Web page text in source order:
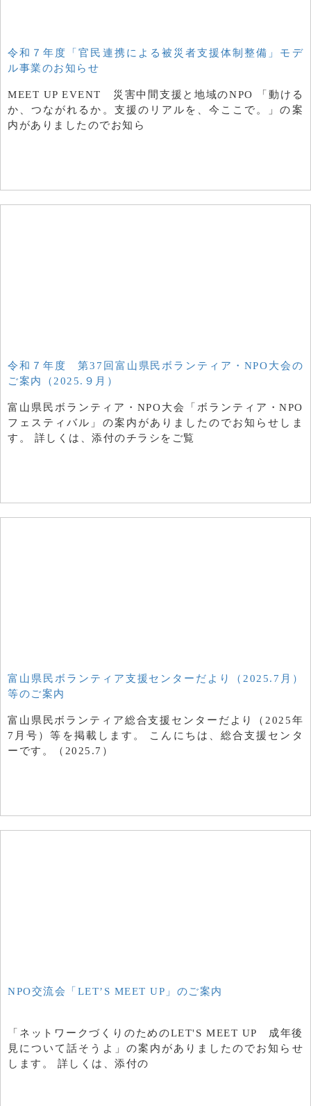
令和７年度「官民連携による被災者支援体制整備」モデ
ル事業のお知らせ
MEET UP EVENT 災害中間支援と地域のNPO 「動ける
か、つながれるか。支援のリアルを、今ここで。」の案
内がありましたのでお知ら
令和７年度 第37回富山県民ボランティア・NPO大会の
ご案内（2025.９月）
富山県民ボランティア・NPO大会「ボランティア・NPO
フェスティバル」の案内がありましたのでお知らせしま
す。 詳しくは、添付のチラシをご覧
富山県民ボランティア支援センターだより（2025.7月）
等のご案内
富山県民ボランティア総合支援センターだより（2025年
7月号）等を掲載します。 こんにちは、総合支援センタ
ーです。（2025.7）
NPO交流会「LET’S MEET UP」のご案内
「ネットワークづくりのためのLET'S MEET UP 成年後
見について話そうよ」の案内がありましたのでお知らせ
します。 詳しくは、添付の